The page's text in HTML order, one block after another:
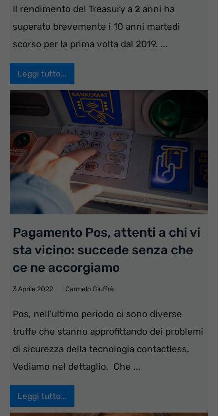
Il rendimento del Treasury a 2 anni ha
superato brevemente i 10 anni martedì
scorso per la prima volta dal 2019. ...
Leggi tutto...
Pagamento Pos, attenti a chi vi
sta vicino: succede senza che
ce ne accorgiamo
3 Aprile 2022 Carmelo Giuffrè
Pos, nell’ultimo periodo ci sono diverse
truffe che stanno approfittando dei problemi
di sicurezza della tecnologia contactless.
Vediamo nel dettaglio. Che ...
Leggi tutto...